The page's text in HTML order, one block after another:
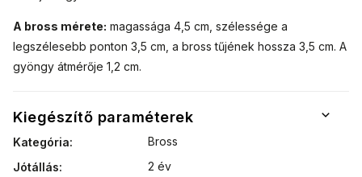
A bross mérete: magassága 4,5 cm, szélessége a
legszélesebb ponton 3,5 cm, a bross tűjének hossza 3,5 cm. A
gyöngy átmérője 1,2 cm.
Kiegészítő paraméterek
Kategória:
Bross
Jótállás:
2 év